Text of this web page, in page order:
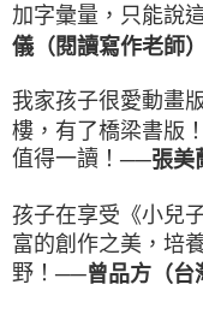
加字彙量，只能說
儀（閱讀寫作老師）
我家孩子很愛動畫
樓，有了橋梁書版
值得一讀！ ──張美
孩子在享受《小兒
富的創作之美，培
野！ ──曾品方（台